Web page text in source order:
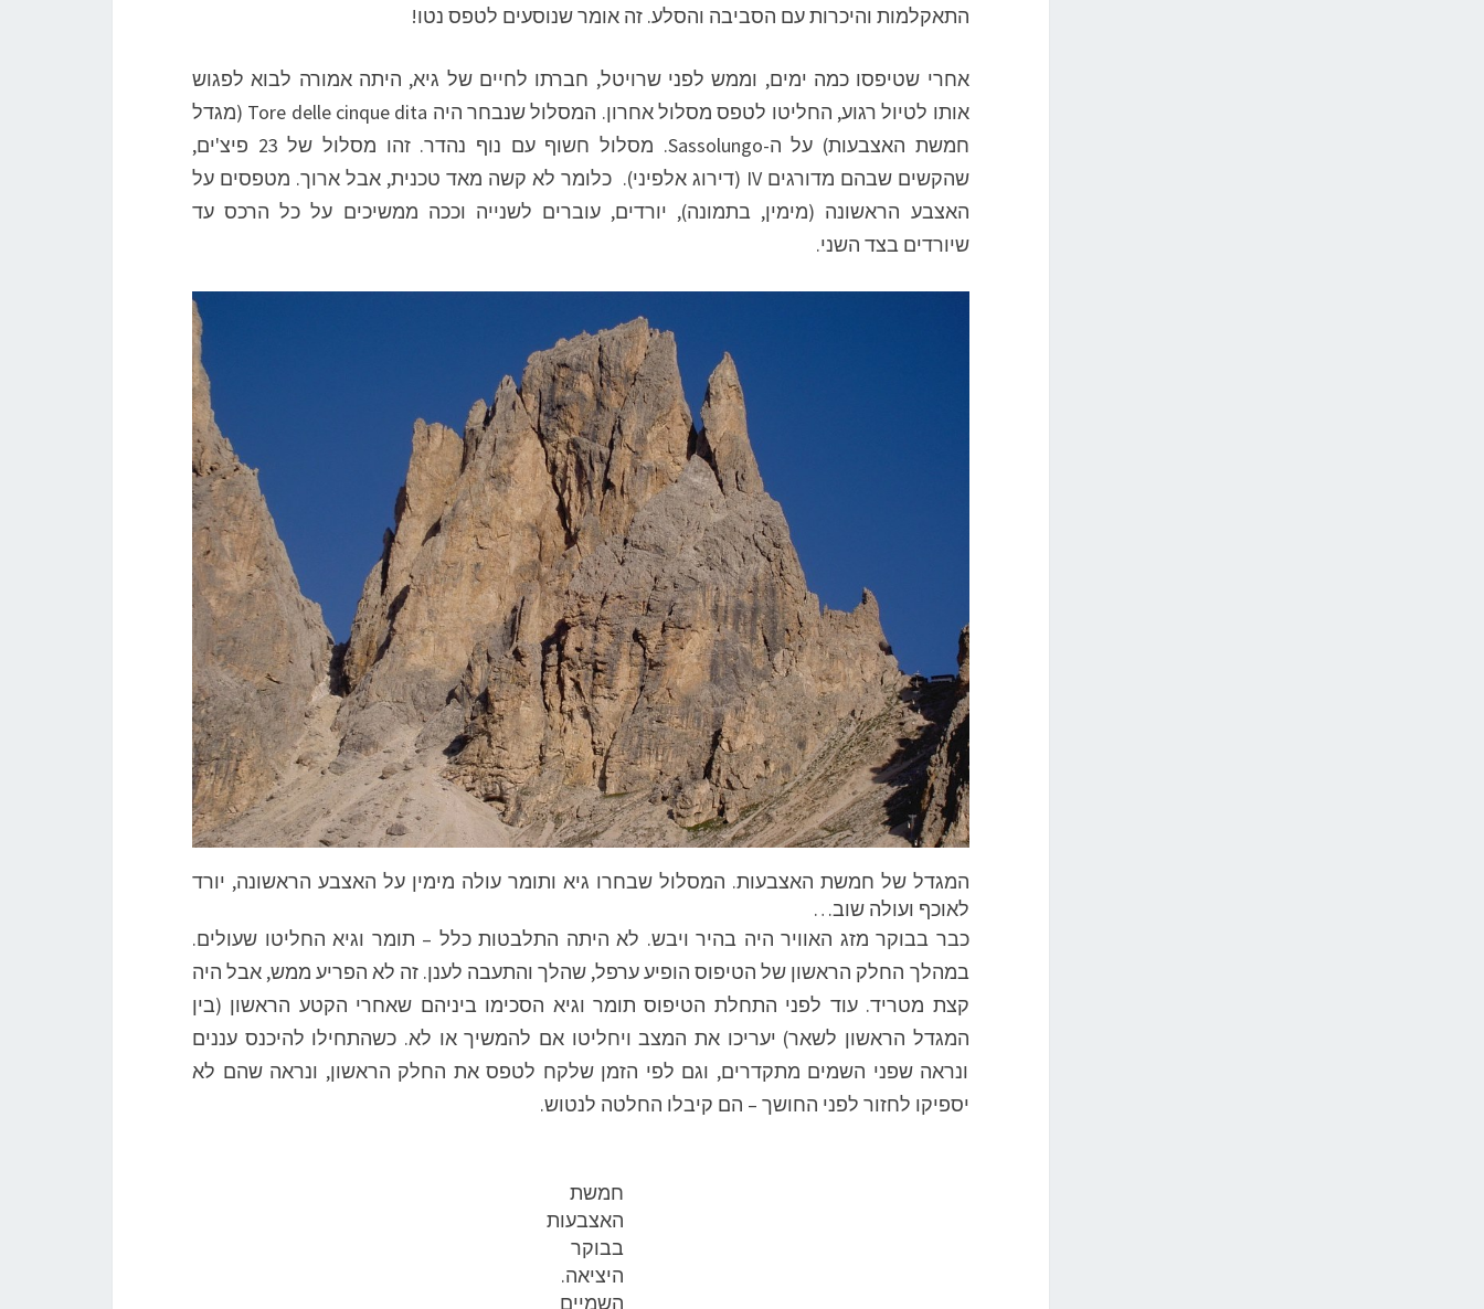
התאקלמות והיכרות עם הסביבה והסלע. זה אומר שנוסעים לטפס נטו!
אחרי שטיפסו כמה ימים, וממש לפני שרויטל, חברתו לחיים של גיא, היתה אמורה לבוא לפגוש
אותו לטיול רגוע, החליטו לטפס מסלול אחרון. המסלול שנבחר היה Tore delle cinque dita (מגדל
חמשת האצבעות) על ה-Sassolungo. מסלול חשוף עם נוף נהדר. זהו מסלול של 23 פיצ'ים,
שהקשים שבהם מדורגים IV (דירוג אלפיני). כלומר לא קשה מאד טכנית, אבל ארוך. מטפסים על
האצבע הראשונה (מימין, בתמונה), יורדים, עוברים לשנייה וככה ממשיכים על כל הרכס עד
שיורדים בצד השני.
המגדל של חמשת האצבעות. המסלול שבחרו גיא ותומר עולה מימין על האצבע הראשונה, יורד
לאוכף ועולה שוב…
כבר בבוקר מזג האוויר היה בהיר ויבש. לא היתה התלבטות כלל – תומר וגיא החליטו שעולים.
במהלך החלק הראשון של הטיפוס הופיע ערפל, שהלך והתעבה לענן. זה לא הפריע ממש, אבל היה
קצת מטריד. עוד לפני התחלת הטיפוס תומר וגיא הסכימו ביניהם שאחרי הקטע הראשון (בין
המגדל הראשון לשאר) יעריכו את המצב ויחליטו אם להמשיך או לא. כשהתחילו להיכנס עננים
ונראה שפני השמים מתקדרים, וגם לפי הזמן שלקח לטפס את החלק הראשון, ונראה שהם לא
יספיקו לחזור לפני החושך – הם קיבלו החלטה לנטוש.
חמשת
האצבעות
בבוקר
היציאה.
השמיים